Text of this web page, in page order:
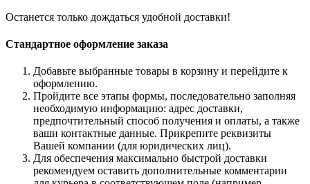
Останется только дождаться удобной доставки!
Стандартное оформление заказа
Добавьте выбранные товары в корзину и перейдите к
оформлению.
Пройдите все этапы формы, последовательно заполняя
необходимую информацию: адрес доставки,
предпочтительный способ получения и оплаты, а также
ваши контактные данные. Прикрепите реквизиты
Вашей компании (для юридических лиц).
Для обеспечения максимально быстрой доставки
рекомендуем оставить дополнительные комментарии